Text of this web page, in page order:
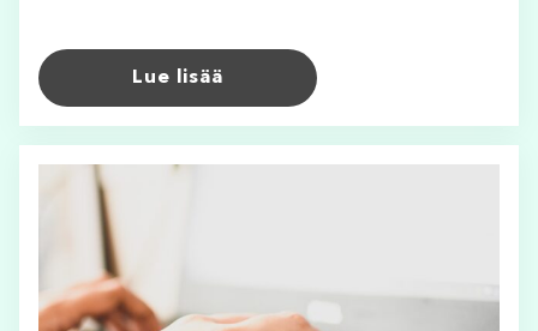
Lue lisää